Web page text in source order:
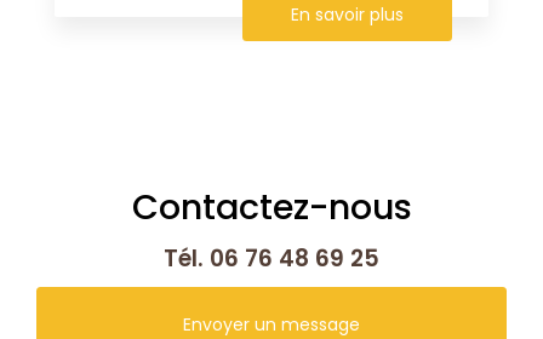
En savoir plus
Contactez-nous
Tél. 06 76 48 69 25
Envoyer un message